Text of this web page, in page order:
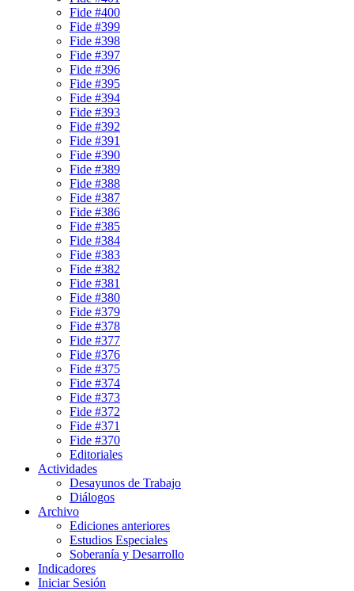
Fide #400
Fide #399
Fide #398
Fide #397
Fide #396
Fide #395
Fide #394
Fide #393
Fide #392
Fide #391
Fide #390
Fide #389
Fide #388
Fide #387
Fide #386
Fide #385
Fide #384
Fide #383
Fide #382
Fide #381
Fide #380
Fide #379
Fide #378
Fide #377
Fide #376
Fide #375
Fide #374
Fide #373
Fide #372
Fide #371
Fide #370
Editoriales
Actividades
Desayunos de Trabajo
Diálogos
Archivo
Ediciones anteriores
Estudios Especiales
Soberanía y Desarrollo
Indicadores
Iniciar Sesión